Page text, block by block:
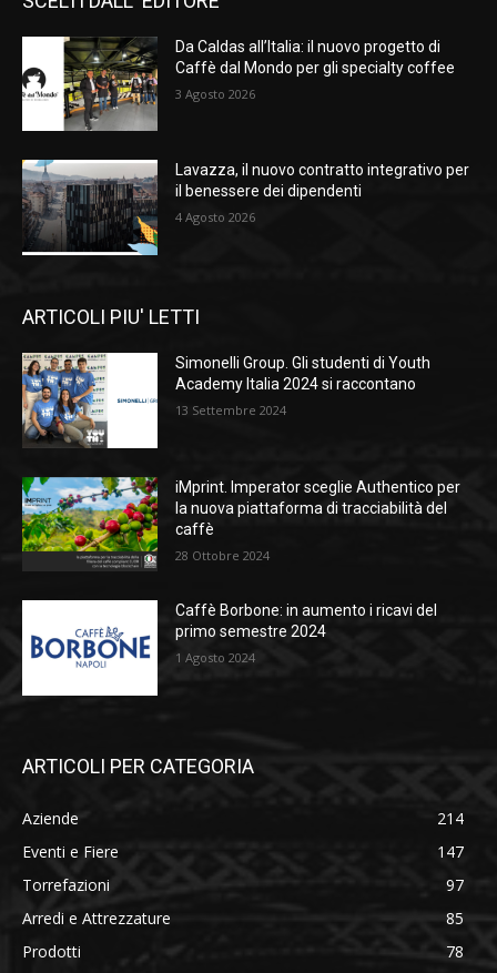
Da Caldas all’Italia: il nuovo progetto di
Caffè dal Mondo per gli specialty coffee
3 Agosto 2026
Lavazza, il nuovo contratto integrativo per
il benessere dei dipendenti
4 Agosto 2026
ARTICOLI PIU' LETTI
Simonelli Group. Gli studenti di Youth
Academy Italia 2024 si raccontano
13 Settembre 2024
iMprint. Imperator sceglie Authentico per
la nuova piattaforma di tracciabilità del
caffè
28 Ottobre 2024
Caffè Borbone: in aumento i ricavi del
primo semestre 2024
1 Agosto 2024
ARTICOLI PER CATEGORIA
Aziende
214
Eventi e Fiere
147
Torrefazioni
97
Arredi e Attrezzature
85
Prodotti
78